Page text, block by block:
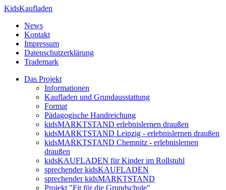
KidsKaufladen
News
Kontakt
Impressum
Datenschutzerklärung
Trademark
Das Projekt
Informationen
Kaufladen und Grundausstattung
Format
Pädagogische Handreichung
kidsMARKTSTAND erlebnislernen draußen
kidsMARKTSTAND Leipzig - erlebnislernen draußen
kidsMARKTSTAND Chemnitz - erlebnislernen
draußen
kidsKAUFLADEN für Kinder im Rollstuhl
sprechender kidsKAUFLADEN
sprechender kidsMARKTSTAND
Projekt "Fit für die Grundschule"